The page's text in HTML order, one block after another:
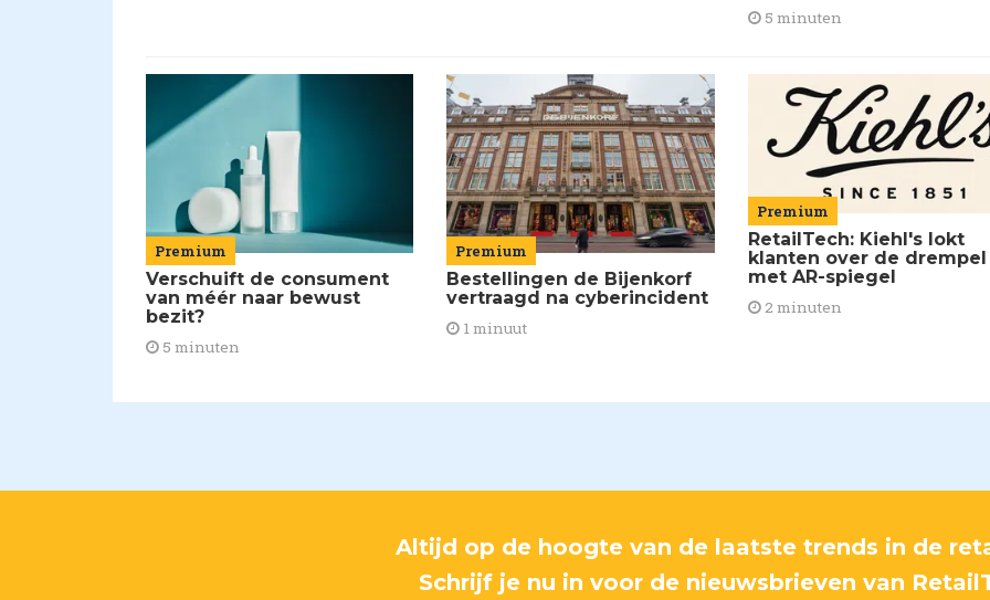
5 minuten
Premium
Verschuift de consument
van méér naar bewust
bezit?
5 minuten
Premium
Bestellingen de Bijenkorf
vertraagd na cyberincident
1 minuut
Premium
RetailTech: Kiehl's lokt
klanten over de drempel
met AR-spiegel
2 minuten
Altijd op de hoogte van de laatste trends in de
Schrijf je nu in voor de nieuwsbrieven van